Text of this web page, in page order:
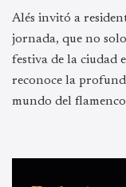
Alés invitó a
jornada, que no
festiva de la ciudad
reconoce la
mundo del